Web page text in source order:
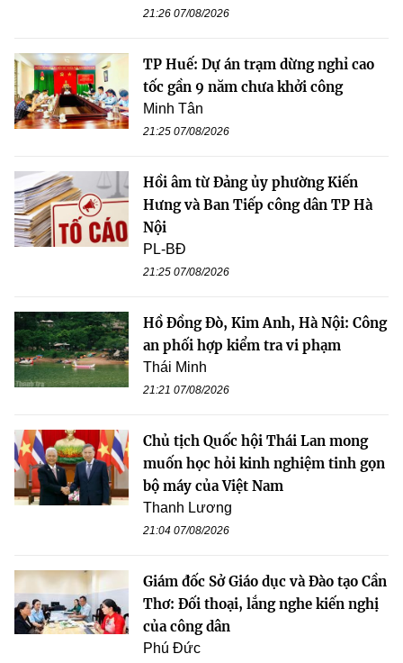
21:26 07/08/2026
TP Huế: Dự án trạm dừng nghỉ cao
tốc gần 9 năm chưa khởi công
Minh Tân
21:25 07/08/2026
Hồi âm từ Đảng ủy phường Kiến
Hưng và Ban Tiếp công dân TP Hà
Nội
PL-BĐ
21:25 07/08/2026
Hồ Đồng Đò, Kim Anh, Hà Nội: Công
an phối hợp kiểm tra vi phạm
Thái Minh
21:21 07/08/2026
Chủ tịch Quốc hội Thái Lan mong
muốn học hỏi kinh nghiệm tinh gọn
bộ máy của Việt Nam
Thanh Lương
21:04 07/08/2026
Giám đốc Sở Giáo dục và Đào tạo Cần
Thơ: Đối thoại, lắng nghe kiến nghị
của công dân
Phú Đức